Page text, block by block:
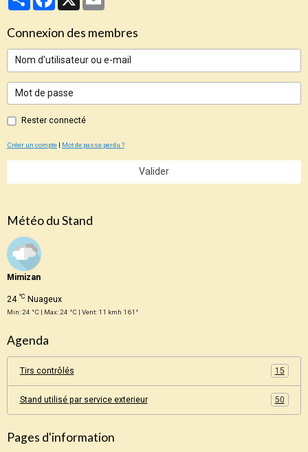
Connexion des membres
Rester connecté
Créer un compte | Mot de passe perdu ?
Valider
Météo du Stand
Mimizan
24 °C Nuageux
Min: 24 °C | Max: 24 °C | Vent: 11 kmh 161°
Agenda
Tirs contrôlés 15
Stand utilisé par service exterieur 50
Pages d'information